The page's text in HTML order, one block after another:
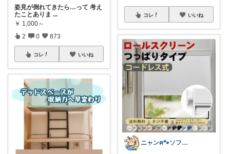
姿見が倒れてきたら…って 考え
たことありま ...
￥ 1,000～
2 0 873
コレ いいね
コレ いいね
ニャンฅ🐾ソファでくつろぐ猫🐱💕